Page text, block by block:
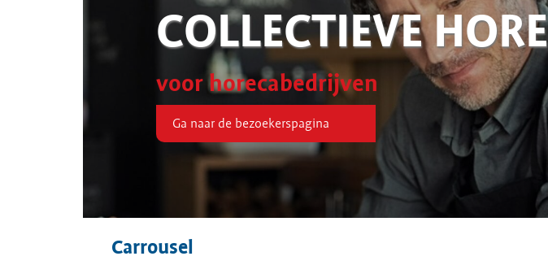
COLLECTIEVE
voor horecabedrijven
Ga naar de bezoekerspagina
Carrousel